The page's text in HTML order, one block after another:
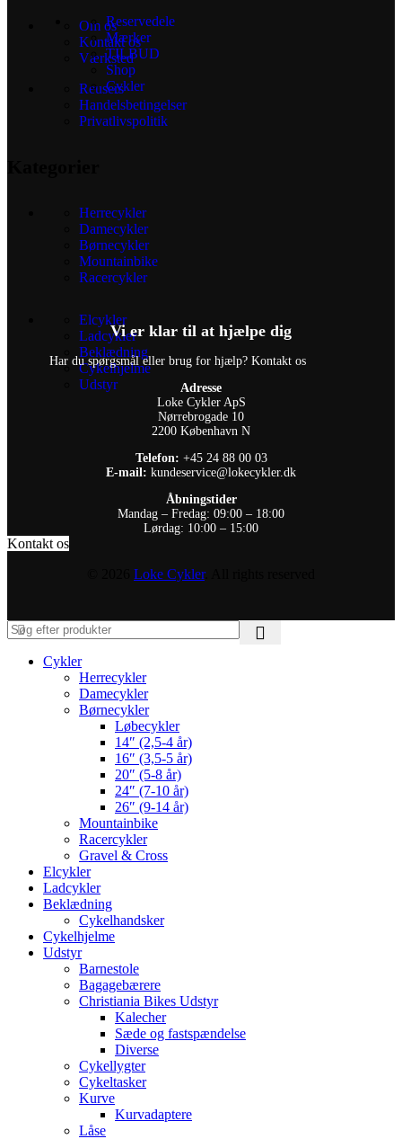
Om os
Kontakt os
Værksted
Reusers
Handelsbetingelser
Privatlivspolitik
Herrecykler
Damecykler
Børnecykler
Mountainbike
Racercykler
Elcykler
Ladcykler
Beklædning
Cykelhjelme
Udstyr
Reservedele
Mærker
TILBUD
Shop
Cykler
Vi er klar til at hjælpe dig
Har du spørgsmål eller brug for hjælp? Kontakt os
Adresse
Loke Cykler ApS
Nørrebrogade 10
2200 København N
Telefon: +45 24 88 00 03
E-mail: kundeservice@lokecykler.dk
Åbningstider
Mandag – Fredag: 09:00 – 18:00
Lørdag: 10:00 – 15:00
Kontakt os
Loke Cykler. All rights reserved
Cykler
Herrecykler
Damecykler
Børnecykler
Løbecykler
14″ (2,5-4 år)
16″ (3,5-5 år)
20″ (5-8 år)
24″ (7-10 år)
26″ (9-14 år)
Mountainbike
Racercykler
Gravel & Cross
Elcykler
Ladcykler
Beklædning
Cykelhandsker
Cykelhjelme
Udstyr
Barnestole
Bagagebærere
Christiania Bikes Udstyr
Kalecher
Sæde og fastspændelse
Diverse
Cykellygter
Cykeltasker
Kurve
Kurvadaptere
Låse